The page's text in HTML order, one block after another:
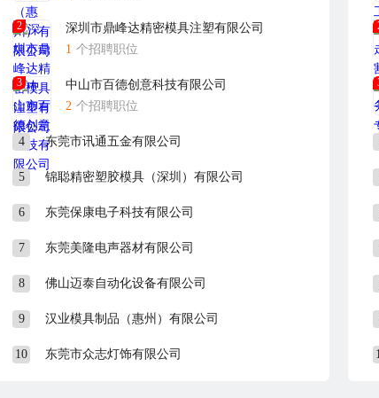
2
深圳市鼎峰达精密模具注塑有限公司
1 个招聘职位
3
中山市百德创意科技有限公司
2 个招聘职位
4 东莞市讯通五金有限公司
5 锦聪精密塑胶模具（深圳）有限公司
6 东莞保康电子科技有限公司
7 东莞美隆电声器材有限公司
8 佛山迈泰自动化设备有限公司
9 汉业模具制品（惠州）有限公司
10 东莞市众志灯饰有限公司